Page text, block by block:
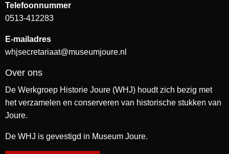
Telefoonnummer
0513-412283
E-mailadres
whjsecretariaat@museumjoure.nl
Over ons
De Werkgroep Historie Joure (WHJ) houdt zich bezig met
het verzamelen en conserveren van historische stukken van
Joure.
De WHJ is gevestigd in Museum Joure.